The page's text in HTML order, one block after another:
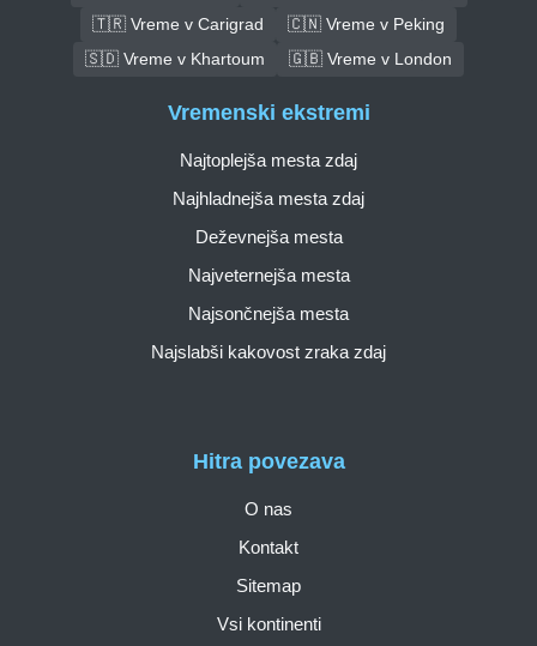
🇹🇷 Vreme v Carigrad
🇨🇳 Vreme v Peking
🇸🇩 Vreme v Khartoum
🇬🇧 Vreme v London
Hitra povezava
O nas
Kontakt
Sitemap
Vsi kontinenti
Vremenski ekstremi
Najtoplejša mesta zdaj
Najhladnejša mesta zdaj
Deževnejša mesta
Najveternejša mesta
Najsončnejša mesta
Najslabši kakovost zraka zdaj